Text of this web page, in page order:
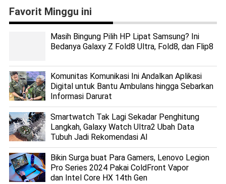
Favorit Minggu ini
Masih Bingung Pilih HP Lipat Samsung? Ini
Bedanya Galaxy Z Fold8 Ultra, Fold8, dan Flip8
Komunitas Komunikasi Ini Andalkan Aplikasi
Digital untuk Bantu Ambulans hingga Sebarkan
Informasi Darurat
Smartwatch Tak Lagi Sekadar Penghitung
Langkah, Galaxy Watch Ultra2 Ubah Data
Tubuh Jadi Rekomendasi AI
Bikin Surga buat Para Gamers, Lenovo Legion
Pro Series 2024 Pakai ColdFront Vapor
dan Intel Core HX 14th Gen